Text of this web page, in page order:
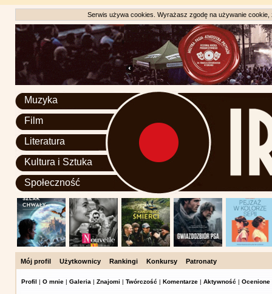
Serwis używa cookies. Wyrażasz zgodę na używanie
Muzyka
Film
Literatura
Kultura i Sztuka
Społeczność
Mój profil Użytkownicy Rankingi Konkursy Patronaty
Profil | O mnie | Galeria | Znajomi | Twórczość | Komentarze | Aktywność | Ocenione